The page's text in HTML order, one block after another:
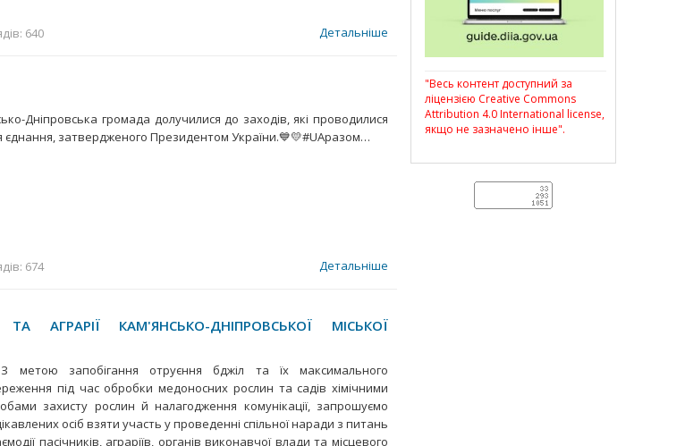
640 Детальніше
Дніпровська громада долучилися до заходів, які проводилися
єднання, затвердженого Президентом України.💙💛#UAразом…
674 Детальніше
АГРАРІЇ КАМ'ЯНСЬКО-ДНІПРОВСЬКОЇ МІСЬКОЇ
метою запобігання отруєння бджіл та їх максимального
під час обробки медоносних рослин та садів хімічними
захисту рослин й налагодження комунікації, запрошуємо
осіб взяти участь у проведенні спільної наради з питань
пасічників, аграріїв, органів виконавчої влади та місцевого
"Весь контент доступний за
ліцензією Creative Commons
Attribution 4.0 International license,
якщо не зазначено інше".